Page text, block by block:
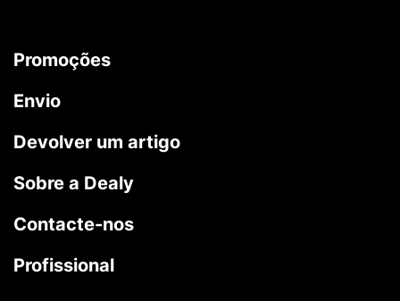
Promoções
Envio
Devolver um artigo
Sobre a Dealy
Contacte-nos
Profissional